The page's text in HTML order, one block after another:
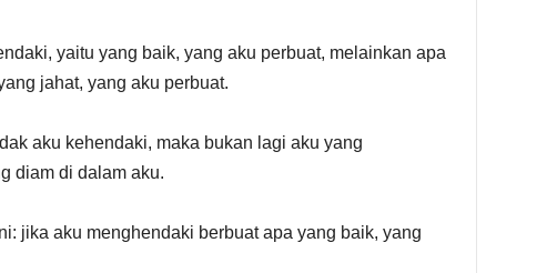
yaitu yang baik, yang aku perbuat, melainkan apa
jahat, yang aku perbuat.
aku kehendaki, maka bukan lagi aku yang
diam di dalam aku.
jika aku menghendaki berbuat apa yang baik, yang